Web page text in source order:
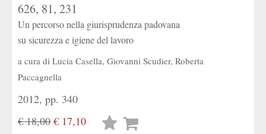
626, 81, 231
Un percorso nella giurisprudenza padovana
su sicurezza e igiene del lavoro
a cura di Lucia Casella, Giovanni Scudier, Roberta
Paccagnella
2012, pp. 340
€ 18,00 € 17,10
Lista